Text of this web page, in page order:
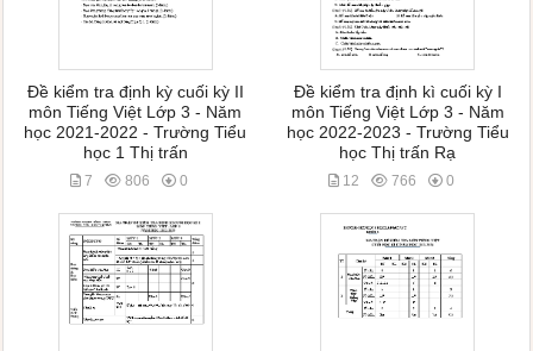
Đề kiểm tra định kỳ cuối kỳ II
môn Tiếng Việt Lớp 3 - Năm
học 2021-2022 - Trường Tiểu
học 1 Thị trấn
7 806 0
Đề kiểm tra định kì cuối kỳ I
môn Tiếng Việt Lớp 3 - Năm
học 2022-2023 - Trường Tiểu
học Thị trấn Rạ
12 766 0